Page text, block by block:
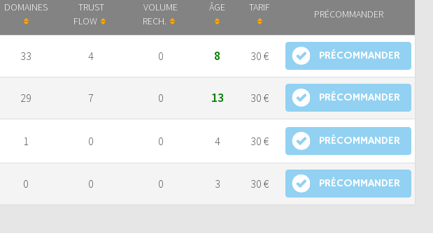
DOMAINES
TRUST
FLOW
VOLUME
RECH.
ÂGE TARIF
PRÉCOMMANDER
33 4 0 8 30 € PRÉCOMMANDER
29 7 0 13 30 € PRÉCOMMANDER
1 0 0 4 30 € PRÉCOMMANDER
0 0 0 3 30 € PRÉCOMMANDER